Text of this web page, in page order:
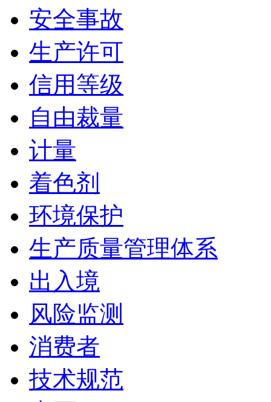
安全事故
生产许可
信用等级
自由裁量
计量
着色剂
环境保护
生产质量管理体系
出入境
风险监测
消费者
技术规范